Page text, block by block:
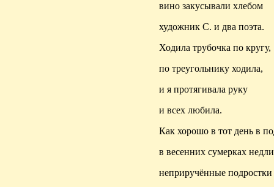
вино закусывали хлебом
художник С. и два поэта.
Ходила трубочка по кругу,
по треугольнику ходила,
и я протягивала руку
и всех любила.
Как хорошо в тот день в
в весенних сумерках
неприручённые подростки